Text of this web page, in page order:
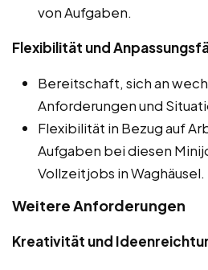
von Aufgaben.
Flexibilität und
Bereitschaft, sich an
Anforderungen und
Flexibilität in Bezug auf
Aufgaben bei diesen
Vollzeitjobs in Waghäusel.
Weitere Anforderungen
Kreativität und